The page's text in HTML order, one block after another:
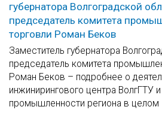
губернатора Волгоградской
председатель комитета
торговли Роман Беков
Заместитель губернатора
председатель комитета
Роман Беков – подробнее о
инжинирингового центра ВолгГТУ
промышленности региона в целом